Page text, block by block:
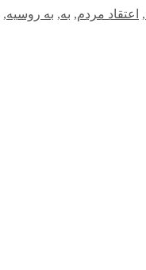
, اعتقاد مردم, به, به روسیه,